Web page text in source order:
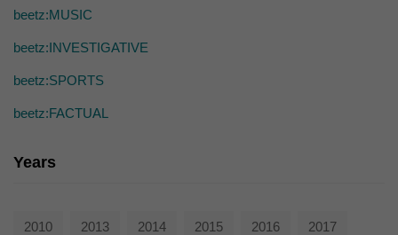
beetz:MUSIC
beetz:INVESTIGATIVE
beetz:SPORTS
beetz:FACTUAL
Years
2010 2013 2014 2015 2016 2017
standardmäßig blockiert. Wenn Cookies von externen Medien akzeptiert